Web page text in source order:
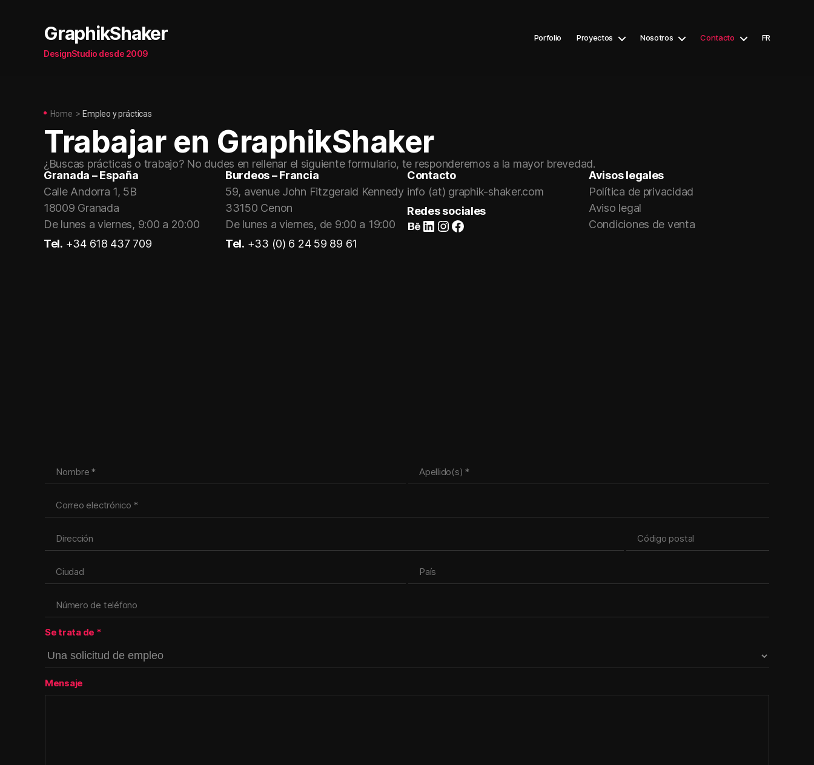
GraphikShaker
DesignStudio desde 2009
Porfolio Proyectos Nosotros Contacto FR
Home > Empleo y prácticas
Trabajar en GraphikShaker
¿Buscas prácticas o trabajo? No dudes en rellenar el siguiente formulario, te responderemos a la mayor brevedad.
Granada – España
Calle Andorra 1, 5B
18009 Granada
De lunes a viernes, 9:00 a 20:00
Tel. +34 618 437 709
Burdeos – Francia
59, avenue John Fitzgerald Kennedy
33150 Cenon
De lunes a viernes, de 9:00 a 19:00
Tel. +33 (0) 6 24 59 89 61
Contacto
info (at) graphik-shaker.com
Redes sociales
Suivez-nous sur Behance
LinkedIn
Instagram
Facebook
Avisos legales
Política de privacidad
Aviso legal
Condiciones de venta
Se trata de *
Mensaje